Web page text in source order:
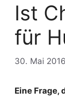
Ist
für
30. Mai 2016
Eine Frage,